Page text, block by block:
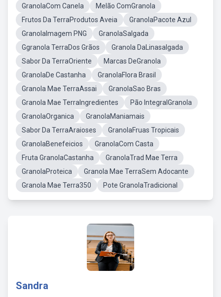
GranolaCom Canela
Melão ComGranola
Frutos Da TerraProdutos Aveia
GranolaPacote Azul
GranolaImagem PNG
GranolaSalgada
Ggranola TerraDos Grãos
Granola DaLinasalgada
Sabor Da TerraOriente
Marcas DeGranola
GranolaDe Castanha
GranolaFlora Brasil
Granola Mae TerraAssai
GranolaSao Bras
Granola Mae TerraIngredientes
Pão IntegralGranola
GranolaOrganica
GranolaManiamais
Sabor Da TerraAraioses
GranolaFruas Tropicais
GranolaBenefeicios
GranolaCom Casta
Fruta GranolaCastanha
GranolaTrad Mae Terra
GranolaProteica
Granola Mae TerraSem Adocante
Granola Mae Terra350
Pote GranolaTradicional
Sandra